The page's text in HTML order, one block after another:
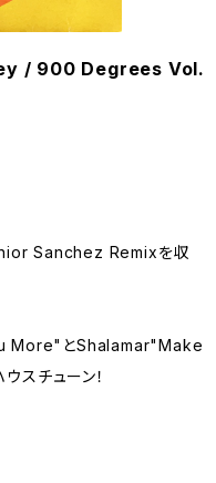
/ 900 Degrees Vol.
Sanchez Remixを収
More"とShalamar"Make
スチューン！